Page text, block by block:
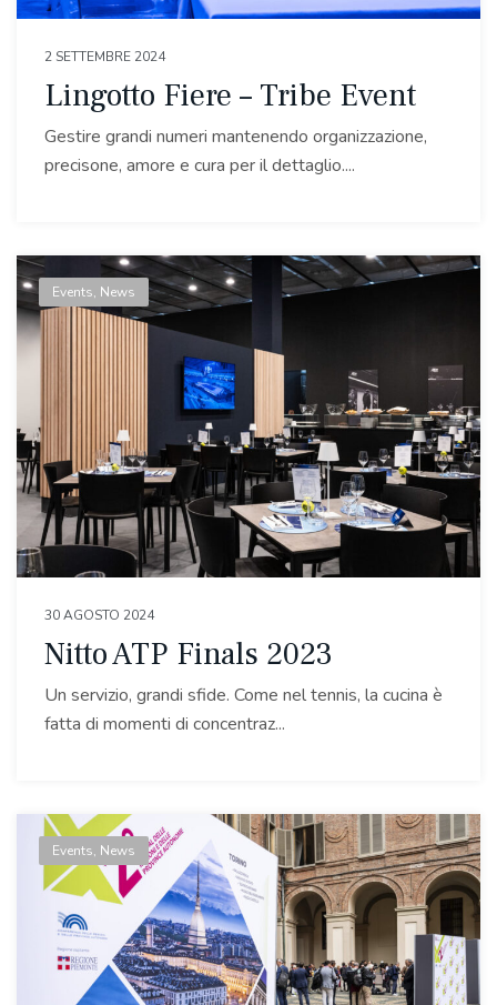
2 SETTEMBRE 2024
Lingotto Fiere – Tribe Event
Gestire grandi numeri mantenendo organizzazione,
precisone, amore e cura per il dettaglio....
Events, News
30 AGOSTO 2024
Nitto ATP Finals 2023
Un servizio, grandi sfide. Come nel tennis, la cucina è
fatta di momenti di concentraz...
Events, News